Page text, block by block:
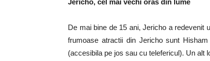
Jericho, cel mai vechi oras din lume
De mai bine de 15 ani, Jericho a
frumoase atractii din Jericho sunt
(accesibila pe jos sau cu telefericul). Un alt